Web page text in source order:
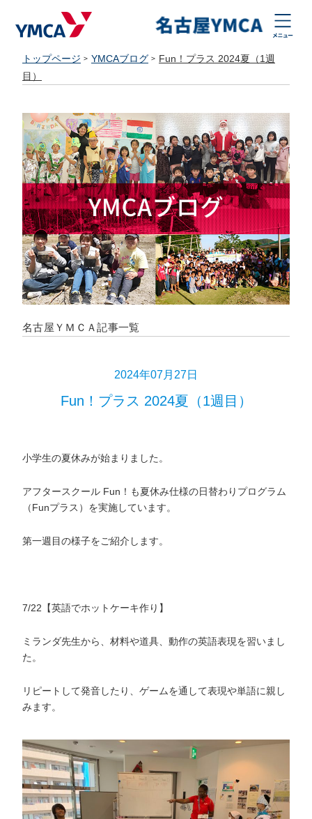
トップページ YMCAブログ
Fun！プラス 2024夏（1週
目）
名古屋ＹＭＣＡ記事一覧
2024年07月27日
Fun！プラス 2024夏（1週目）
小学生の夏休みが始まりました。
アフタースクール Fun！も夏休み仕様の日替わりプログラム
（Funプラス）を実施しています。
第一週目の様子をご紹介します。
7/22【英語でホットケーキ作り】
ミランダ先生から、材料や道具、動作の英語表現を習いまし
た。
リピートして発音したり、ゲームを通して表現や単語に親し
みます。